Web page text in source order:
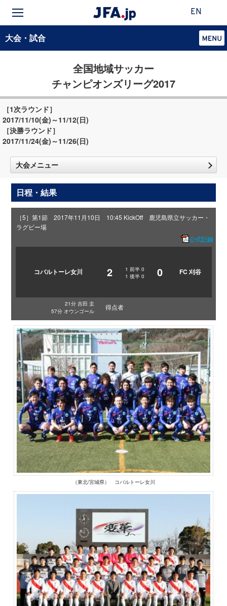
EN
大会・試合
全国地域サッカー
チャンピオンズリーグ2017
［1次ラウンド］
2017/11/10(金)～11/12(日)
［決勝ラウンド］
2017/11/24(金)～11/26(日)
大会メニュー
日程・結果
［5］第1節 2017年11月10日 10:45 KickOff 鹿児島県立サッカー・
ラグビー場
公式記録
コバルトーレ女川 2 1 前半 0
1 後半 0 0 FC 刈谷
21分 吉田 圭
57分 オウンゴール
得点者
（東北/宮城県） コバルトーレ女川